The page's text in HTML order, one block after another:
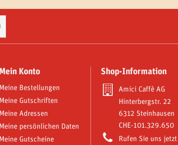
Mein Konto
Meine Bestellungen
Meine Gutschriften
Meine Adressen
Meine persönlichen Daten
Meine Gutscheine
Shop-Information
Amici Caffè AG
Hinterbergstr. 22
6312 Steinhausen
CHE-101.329.650
Rufen Sie uns